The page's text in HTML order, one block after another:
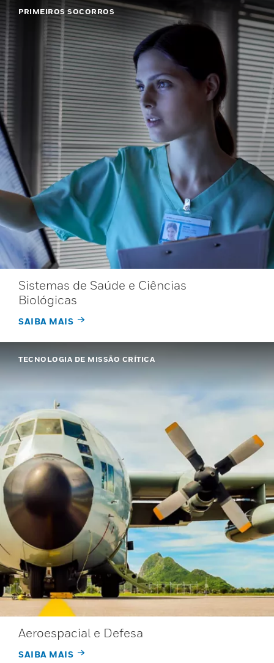
PRIMEIROS SOCORROS
Sistemas de Saúde e Ciências
Biológicas
SAIBA MAIS
TECNOLOGIA DE MISSÃO CRÍTICA
Aeroespacial e Defesa
SAIBA MAIS